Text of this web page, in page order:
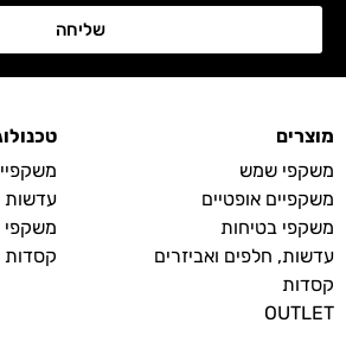
שליחה
מוצרים
משקפי שמש
משקפיים אופטיים
משקפי בטיחות
עדשות, חלפים ואביזרים
קסדות
OUTLET
עדשות
משקפי
קסדות